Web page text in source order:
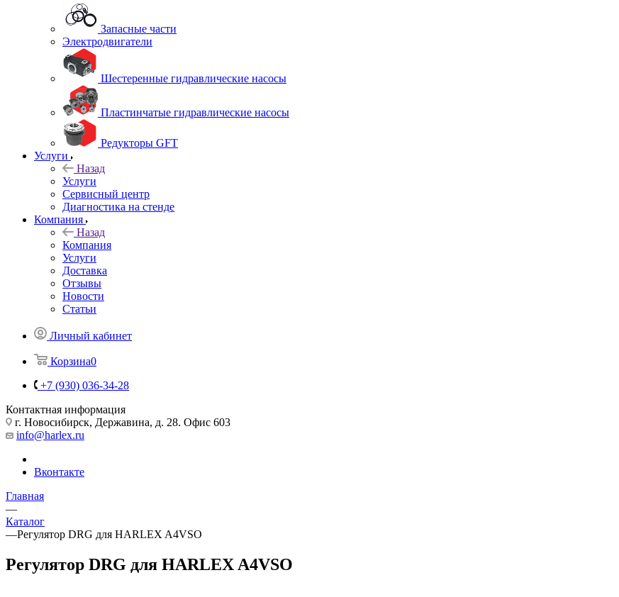
Запасные части
Электродвигатели
Шестеренные гидравлические насосы
Пластинчатые гидравлические насосы
Редукторы GFT
Услуги
Назад
Услуги
Сервисный центр
Диагностика на стенде
Компания
Назад
Компания
Услуги
Доставка
Отзывы
Новости
Статьи
Личный кабинет
Корзина0
+7 (930) 036-34-28
Контактная информация
г. Новосибирск, Державина, д. 28. Офис 603
info@harlex.ru
Вконтакте
Главная
—
Каталог
—Регулятор DRG для HARLEX A4VSO
Регулятор DRG для HARLEX A4VSO